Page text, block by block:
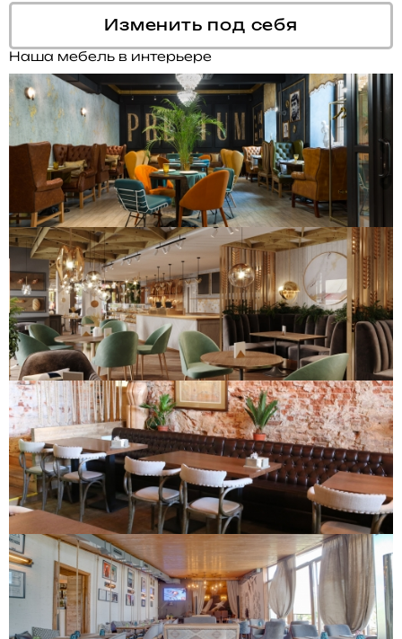
Изменить под себя
Наша мебель в интерьере